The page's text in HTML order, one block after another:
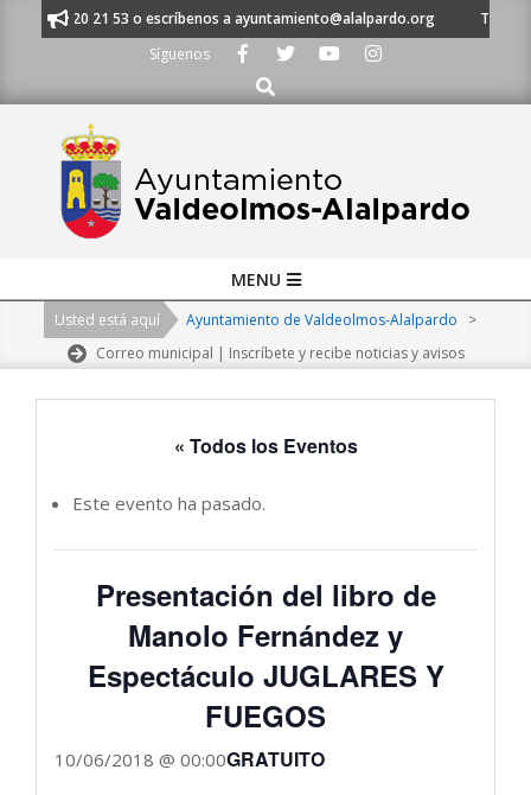
al 91 620 21 53 o escríbenos a ayuntamiento@alalpardo.org
TE
Síguenos
Buscar
Navigation
MENU
Usted está aquí Ayuntamiento de Valdeolmos-Alalpardo
>
Correo municipal | Inscríbete y recibe noticias y avisos
« Todos los Eventos
Este evento ha pasado.
Presentación del libro de
Manolo Fernández y
Espectáculo JUGLARES Y
FUEGOS
10/06/2018 @ 00:00GRATUITO